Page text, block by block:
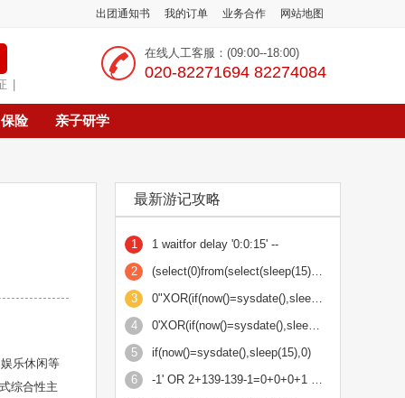
出团通知书 我的订单 业务合作 网站地图
在线人工客服：(09:00--18:00)
‭020-82271694 82274084
保险 亲子研学
乐休闲等
综合性主
最新游记攻略
1
1 waitfor delay '0:0:15' --
2
(select(0)from(select(sleep(15)))v)/*'+(select(0)from(select(sleep(15)))v)+'"+(select(0)from(se
3
0"XOR(if(now()=sysdate(),sleep(15),0))XOR"Z
4
0'XOR(if(now()=sysdate(),sleep(15),0))XOR'Z
5
if(now()=sysdate(),sleep(15),0)
6
-1' OR 2+139-139-1=0+0+0+1 or 'Fso7LBgu'='